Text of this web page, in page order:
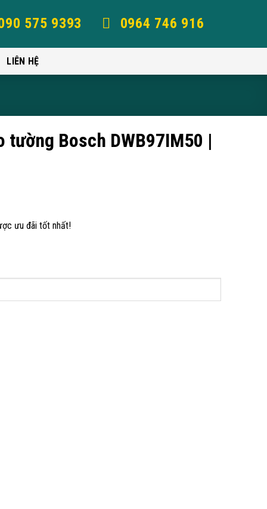
575 9393 0964 746 916
LIÊN HỆ
Bosch DWB97IM50 |
ưu đãi tốt nhất!